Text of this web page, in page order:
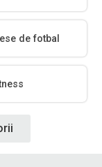
de fotbal